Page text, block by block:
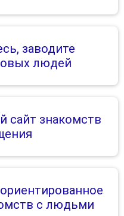
заводите
людей
сайт знакомств
с людьми